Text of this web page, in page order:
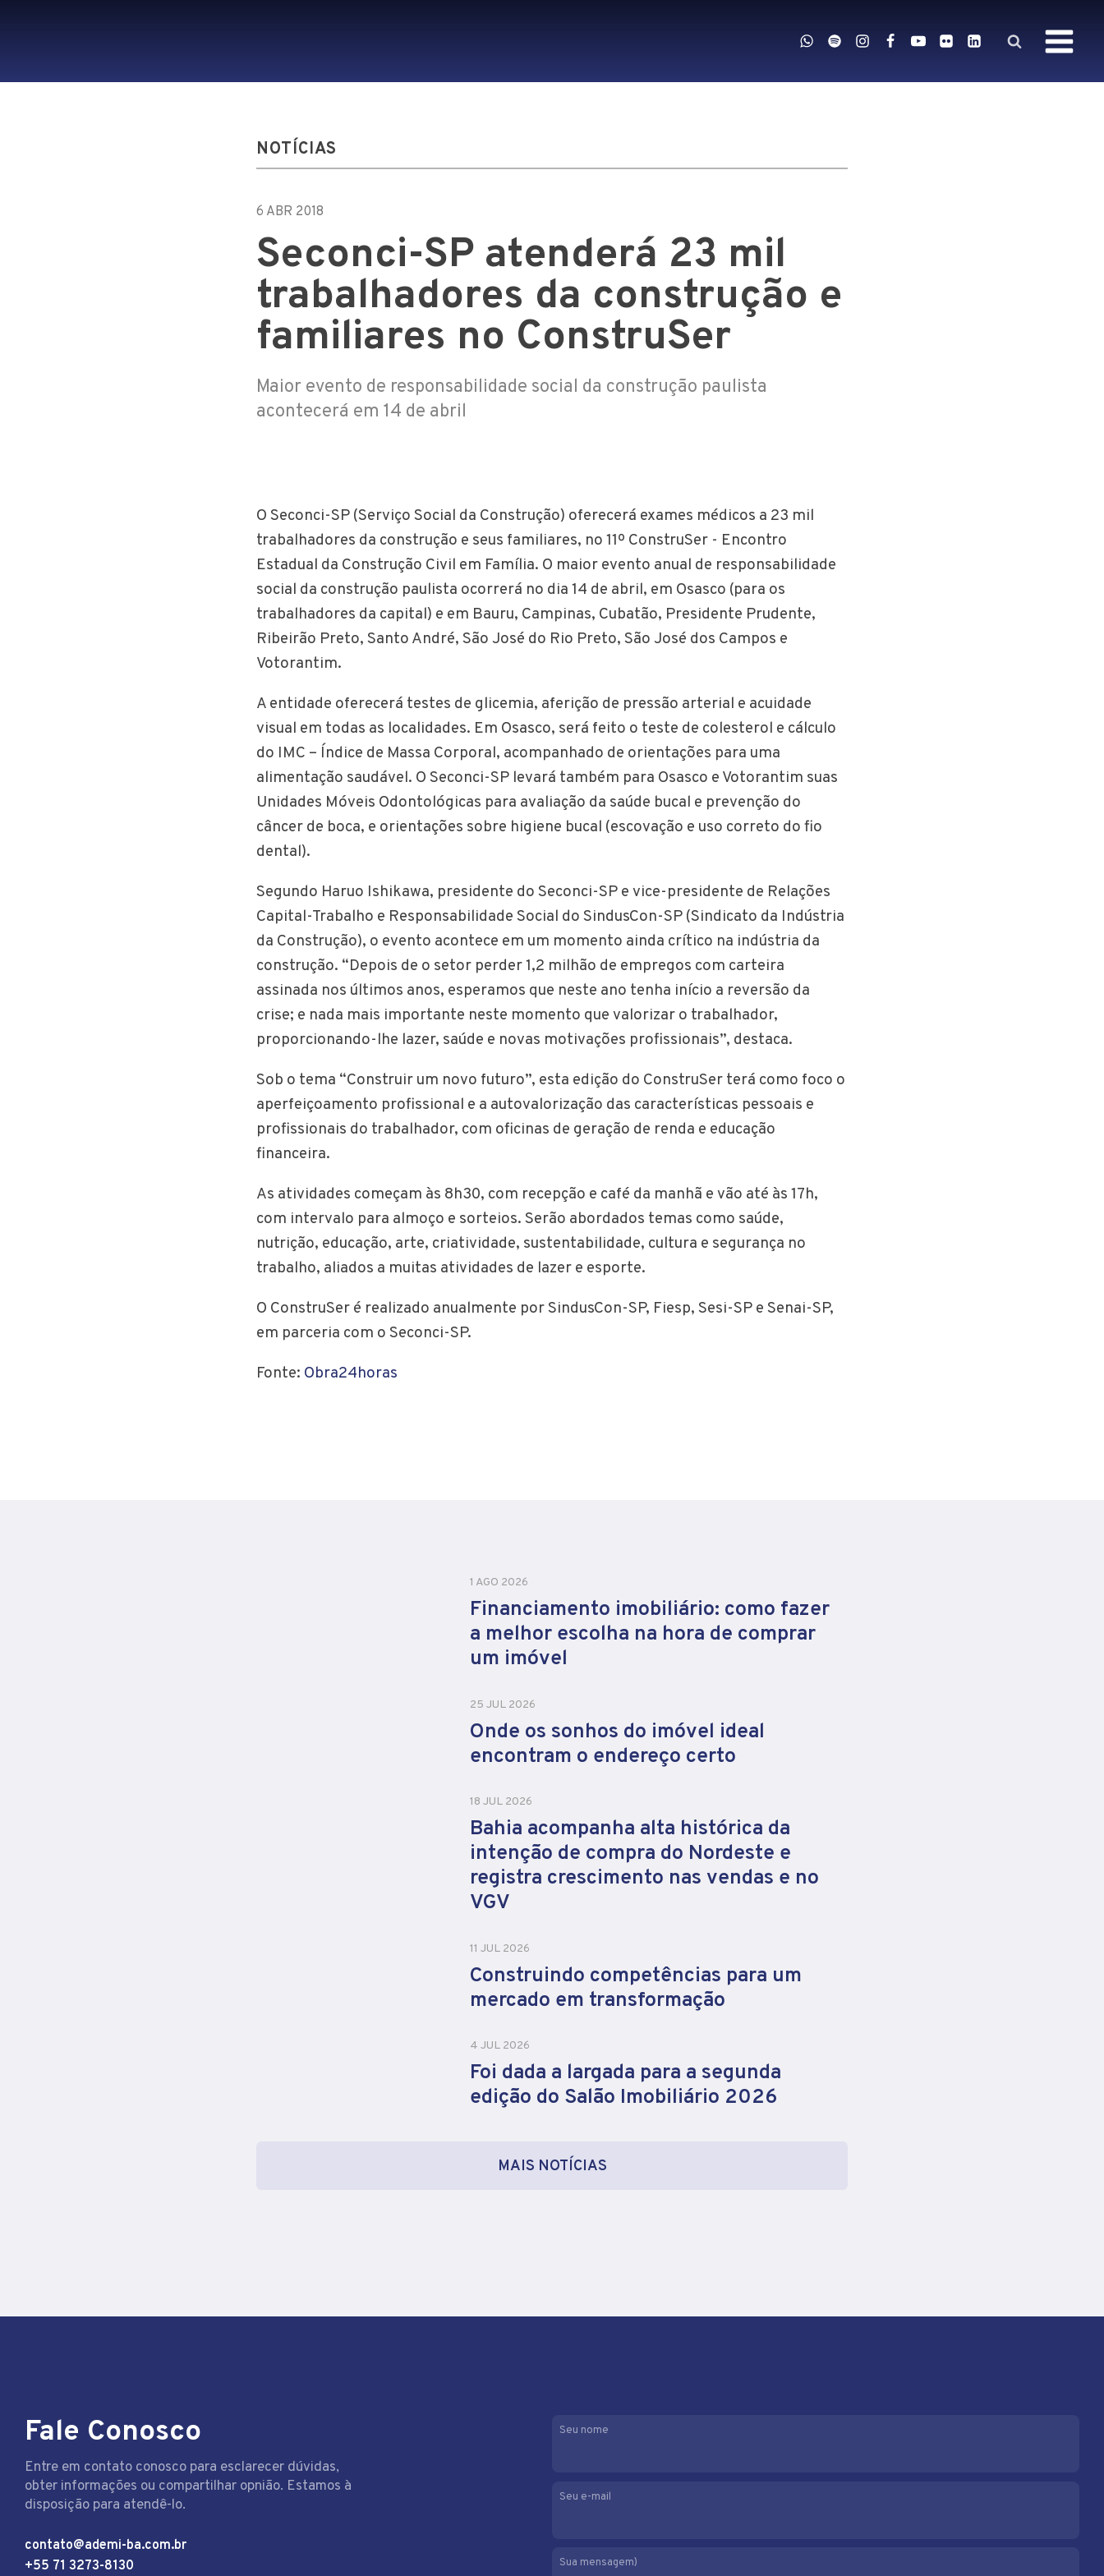
NOTÍCIAS
6 ABR 2018
Seconci-SP atenderá 23 mil
trabalhadores da construção e
familiares no ConstruSer
Maior evento de responsabilidade social da construção paulista
acontecerá em 14 de abril
O Seconci-SP (Serviço Social da Construção) oferecerá exames médicos a 23 mil
trabalhadores da construção e seus familiares, no 11º ConstruSer - Encontro
Estadual da Construção Civil em Família. O maior evento anual de responsabilidade
social da construção paulista ocorrerá no dia 14 de abril, em Osasco (para os
trabalhadores da capital) e em Bauru, Campinas, Cubatão, Presidente Prudente,
Ribeirão Preto, Santo André, São José do Rio Preto, São José dos Campos e
Votorantim.
A entidade oferecerá testes de glicemia, aferição de pressão arterial e acuidade
visual em todas as localidades. Em Osasco, será feito o teste de colesterol e cálculo
do IMC – Índice de Massa Corporal, acompanhado de orientações para uma
alimentação saudável. O Seconci-SP levará também para Osasco e Votorantim suas
Unidades Móveis Odontológicas para avaliação da saúde bucal e prevenção do
câncer de boca, e orientações sobre higiene bucal (escovação e uso correto do fio
dental).
Segundo Haruo Ishikawa, presidente do Seconci-SP e vice-presidente de Relações
Capital-Trabalho e Responsabilidade Social do SindusCon-SP (Sindicato da Indústria
da Construção), o evento acontece em um momento ainda crítico na indústria da
construção. “Depois de o setor perder 1,2 milhão de empregos com carteira
assinada nos últimos anos, esperamos que neste ano tenha início a reversão da
crise; e nada mais importante neste momento que valorizar o trabalhador,
proporcionando-lhe lazer, saúde e novas motivações profissionais”, destaca.
Sob o tema “Construir um novo futuro”, esta edição do ConstruSer terá como foco o
aperfeiçoamento profissional e a autovalorização das características pessoais e
profissionais do trabalhador, com oficinas de geração de renda e educação
financeira.
As atividades começam às 8h30, com recepção e café da manhã e vão até às 17h,
com intervalo para almoço e sorteios. Serão abordados temas como saúde,
nutrição, educação, arte, criatividade, sustentabilidade, cultura e segurança no
trabalho, aliados a muitas atividades de lazer e esporte.
O ConstruSer é realizado anualmente por SindusCon-SP, Fiesp, Sesi-SP e Senai-SP,
em parceria com o Seconci-SP.
Fonte: Obra24horas
1 AGO 2026
Financiamento imobiliário: como fazer
a melhor escolha na hora de comprar
um imóvel
25 JUL 2026
Onde os sonhos do imóvel ideal
encontram o endereço certo
18 JUL 2026
Bahia acompanha alta histórica da
intenção de compra do Nordeste e
registra crescimento nas vendas e no
VGV
11 JUL 2026
Construindo competências para um
mercado em transformação
4 JUL 2026
Foi dada a largada para a segunda
edição do Salão Imobiliário 2026
MAIS NOTÍCIAS
Fale Conosco
Entre em contato conosco para esclarecer dúvidas,
obter informações ou compartilhar opnião. Estamos à
disposição para atendê-lo.
contato@ademi-ba.com.br
+55 71 3273-8130
Seu nome
Seu e-mail
Sua mensagem)